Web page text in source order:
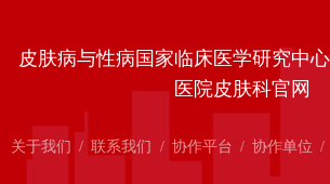
皮肤病与性病国家临床医学研究中
医院皮肤科官网
关于我们 / 联系我们 / 协作平台 / 协作单位 /